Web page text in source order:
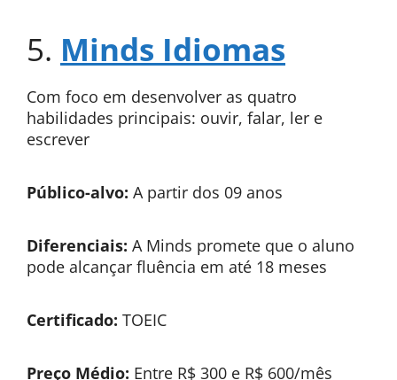
5. Minds Idiomas
Com foco em desenvolver as quatro
habilidades principais: ouvir, falar, ler e
escrever
Público-alvo: A partir dos 09 anos
Diferenciais: A Minds promete que o aluno
pode alcançar fluência em até 18 meses
Certificado: TOEIC
Preço Médio: Entre R$ 300 e R$ 600/mês